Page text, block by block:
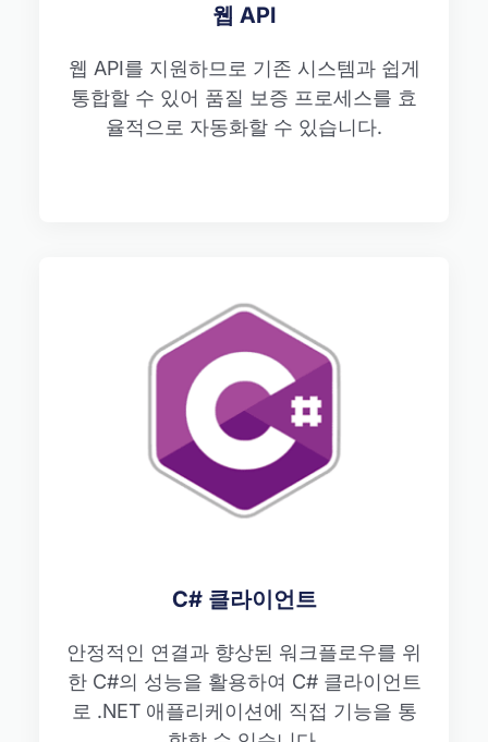
웹 API
웹 API를 지원하므로 기존 시스템과 쉽게
통합할 수 있어 품질 보증 프로세스를 효
율적으로 자동화할 수 있습니다.
C# 클라이언트
안정적인 연결과 향상된 워크플로우를 위
한 C#의 성능을 활용하여 C# 클라이언트
로 .NET 애플리케이션에 직접 기능을 통